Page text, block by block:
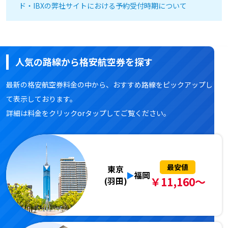
ド・IBXの弊社サイトにおける予約受付時期について
人気の路線から格安航空券を探す
最新の格安航空券料金の中から、おすすめ路線をピックアップし
て表示しております。
詳細は料金をクリックorタップしてご覧ください。
東京
(羽田) 福岡
最安値
￥11,160～